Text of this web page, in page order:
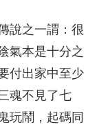
說之一謂：很
氣本是十分之
付出家中至少
魂不見了七
玩鬧，起碼同